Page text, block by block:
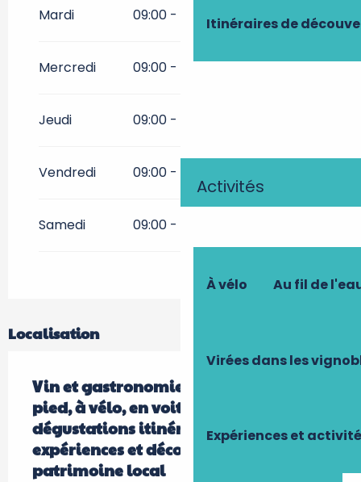
Itinéraires de
Activités
À vélo Au fil de
Virées dans les
Expériences et
Toute l'année 2027
Mardi 09:00 - 12:30 14:00 - 18:30
Mercredi 09:00 - 12:30 14:00 - 18:30
Jeudi 09:00 - 12:30
Vendredi 09:00 - 12:30
Samedi 09:00 - 12:30
Localisation
Vin et gastronomie : visite guidée à
pied, à vélo, en voiture de collection -
dégustations itinérantes -
expériences et découvertes du
patrimoine local